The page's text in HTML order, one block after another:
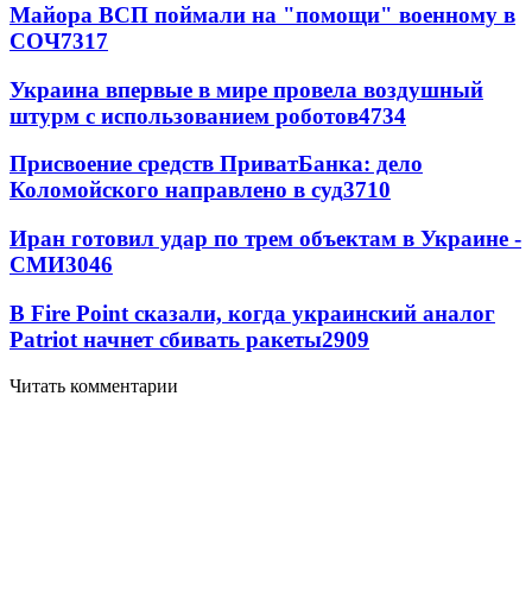
Майора ВСП поймали на "помощи" военному в
СОЧ7317
Украина впервые в мире провела воздушный
штурм с использованием роботов4734
Присвоение средств ПриватБанка: дело
Коломойского направлено в суд3710
Иран готовил удар по трем объектам в Украине -
СМИ3046
В Fire Point сказали, когда украинский аналог
Patriot начнет сбивать ракеты2909
Читать комментарии